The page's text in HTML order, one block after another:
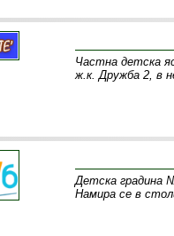
Частна детска
ж.к. Дружба 2, в
Детска градина
Намира се в